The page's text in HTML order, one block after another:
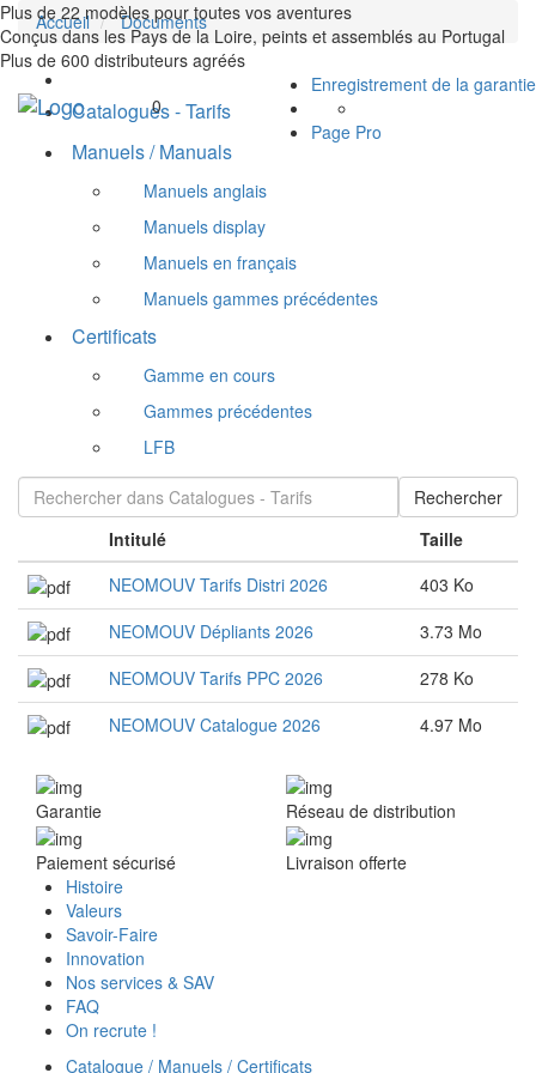
Plus de 22 modèles pour toutes vos aventures
Conçus dans les Pays de la Loire, peints et assemblés au Portugal
Plus de 600 distributeurs agréés
Enregistrement de la garantie
Page Pro
Toggle
navigation
0
Accueil Documents
Catalogues - Tarifs
Manuels / Manuals
Manuels anglais
Manuels display
Manuels en français
Manuels gammes précédentes
Certificats
Gamme en cours
Gammes précédentes
LFB
Rechercher
Intitulé
Taille
NEOMOUV Tarifs Distri 2026
403 Ko
NEOMOUV Dépliants 2026
3.73 Mo
NEOMOUV Tarifs PPC 2026
278 Ko
NEOMOUV Catalogue 2026
4.97 Mo
Garantie Réseau de distribution
Paiement sécurisé
Livraison offerte
Histoire
Valeurs
Savoir-Faire
Innovation
Nos services & SAV
FAQ
On recrute !
Catalogue / Manuels / Certificats